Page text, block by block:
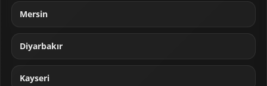
Mersin
Diyarbakır
Kayseri